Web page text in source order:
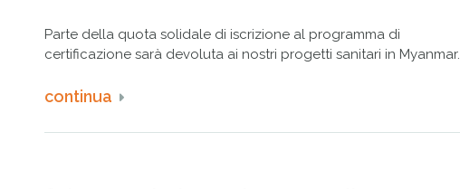
Parte della quota solidale di iscrizione al programma di
certificazione sarà devoluta ai nostri progetti sanitari in Myanmar.
continua